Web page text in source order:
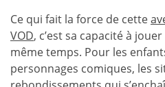
Ce qui fait la force de cette
VOD, c’est sa capacité à
même temps. Pour les
personnages comiques, les